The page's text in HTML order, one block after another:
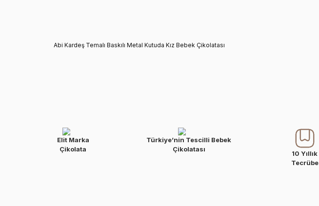
Abi Kardeş Temalı Baskılı Metal Kutuda Kız Bebek Çikolatası
Elit Marka
Çikolata
Türkiye’nin Tescilli Bebek
Çikolatası
10 Yıllık
Tecrübe